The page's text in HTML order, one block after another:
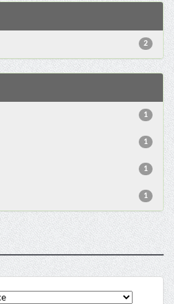
2
1
1
1
1